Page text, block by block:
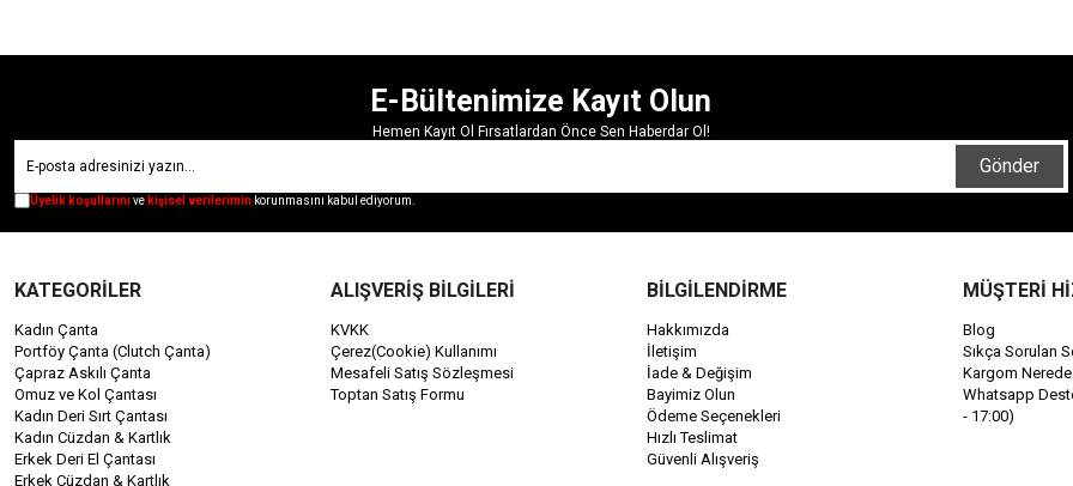
E-Bültenimize Kayıt Olun
Hemen Kayıt Ol Fırsatlardan Önce Sen Haberdar Ol!
Gönder
Üyelik koşullarınıve kişisel verilerimin korunmasını kabul ediyorum.
KATEGORİLER
Kadın Çanta
Portföy Çanta (Clutch Çanta)
Çapraz Askılı Çanta
Omuz ve Kol Çantası
Kadın Deri Sırt Çantası
Kadın Cüzdan & Kartlık
Erkek Deri El Çantası
Erkek Cüzdan & Kartlık
ALIŞVERİŞ BİLGİLERİ
KVKK
Çerez(Cookie) Kullanımı
Mesafeli Satış Sözleşmesi
Toptan Satış Formu
BİLGİLENDİRME
Hakkımızda
İletişim
İade & Değişim
Bayimiz Olun
Ödeme Seçenekleri
Hızlı Teslimat
Güvenli Alışveriş
MÜŞTERİ
Blog
Sıkça Sorulan
Kargom
Whatsapp
- 17:00)